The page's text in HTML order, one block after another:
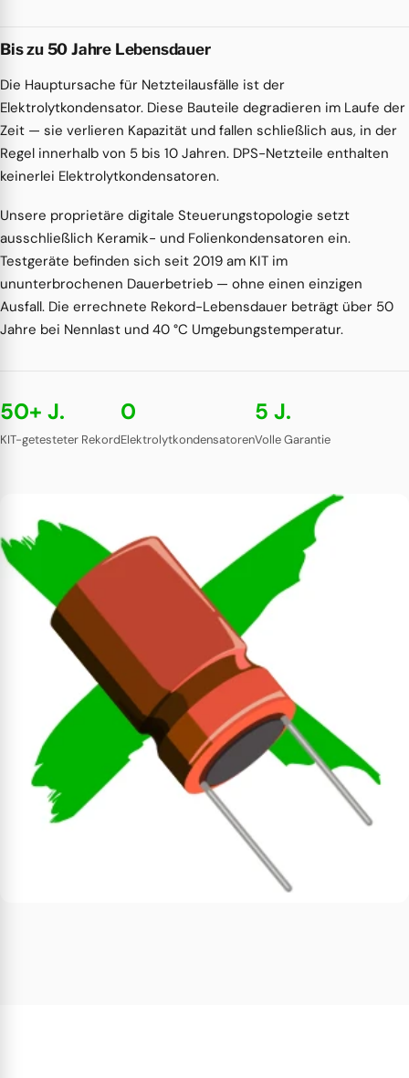
Bis zu 50 Jahre Lebensdauer
Die Hauptursache für Netzteilausfälle ist der
Elektrolytkondensator. Diese Bauteile degradieren im Laufe der
Zeit — sie verlieren Kapazität und fallen schließlich aus, in der
Regel innerhalb von 5 bis 10 Jahren. DPS-Netzteile enthalten
keinerlei Elektrolytkondensatoren.
Unsere proprietäre digitale Steuerungstopologie setzt
ausschließlich Keramik- und Folienkondensatoren ein.
Testgeräte befinden sich seit 2019 am KIT im
ununterbrochenen Dauerbetrieb — ohne einen einzigen
Ausfall. Die errechnete Rekord-Lebensdauer beträgt über 50
Jahre bei Nennlast und 40 °C Umgebungstemperatur.
50+ J.
KIT-getesteter Rekord
0
Elektrolytkondensatoren
5 J.
Volle Garantie